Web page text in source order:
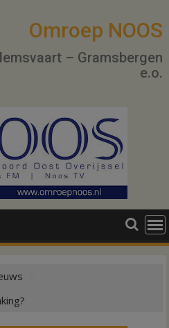
Omroep NOOS
– Gramsbergen
e.o.